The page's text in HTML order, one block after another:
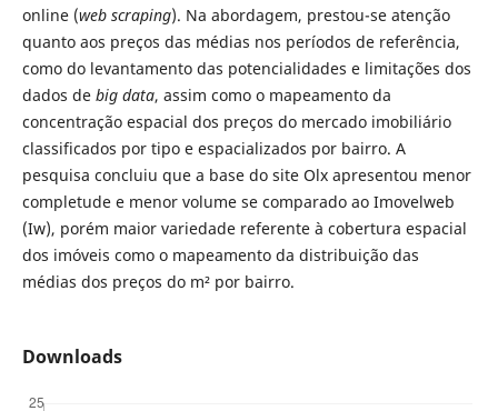
online (web scraping). Na abordagem, prestou-se atenção
quanto aos preços das médias nos períodos de referência,
como do levantamento das potencialidades e limitações dos
dados de big data, assim como o mapeamento da
concentração espacial dos preços do mercado imobiliário
classificados por tipo e espacializados por bairro. A
pesquisa concluiu que a base do site Olx apresentou menor
completude e menor volume se comparado ao Imovelweb
(Iw), porém maior variedade referente à cobertura espacial
dos imóveis como o mapeamento da distribuição das
médias dos preços do m² por bairro.
Downloads